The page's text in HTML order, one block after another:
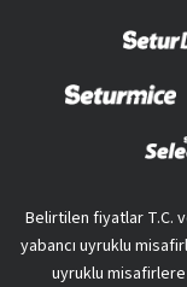
Belirtilen fiyatlar T.C.
yabancı uyruklu
uyruklu